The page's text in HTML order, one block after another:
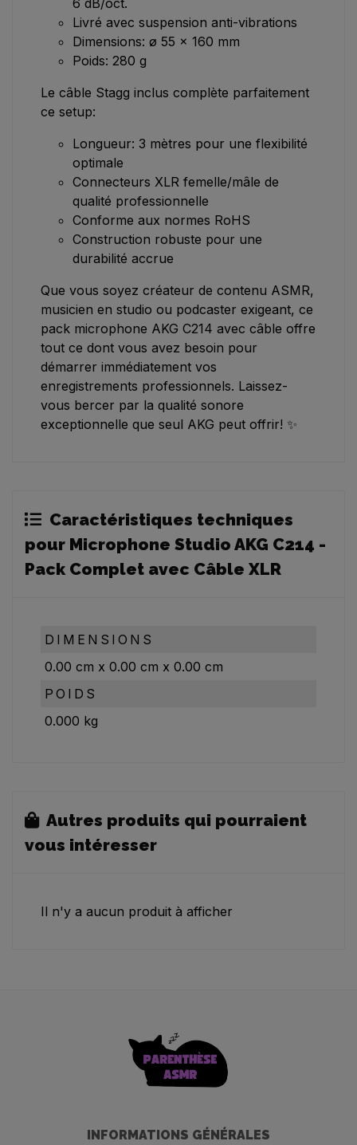
6 dB/oct.
Livré avec suspension anti-vibrations
Dimensions: ø 55 x 160 mm
Poids: 280 g
Le câble Stagg inclus complète parfaitement
ce setup:
Longueur: 3 mètres pour une flexibilité
optimale
Connecteurs XLR femelle/mâle de
qualité professionnelle
Conforme aux normes RoHS
Construction robuste pour une
durabilité accrue
Que vous soyez créateur de contenu ASMR,
musicien en studio ou podcaster exigeant, ce
pack microphone AKG C214 avec câble offre
tout ce dont vous avez besoin pour
démarrer immédiatement vos
enregistrements professionnels. Laissez-
vous bercer par la qualité sonore
exceptionnelle que seul AKG peut offrir! ✨
Caractéristiques techniques
pour Microphone Studio AKG C214 -
Pack Complet avec Câble XLR
DIMENSIONS
0.00 cm x 0.00 cm x 0.00 cm
POIDS
0.000 kg
Autres produits qui pourraient
vous intéresser
Il n'y a aucun produit à afficher
INFORMATIONS GÉNÉRALES